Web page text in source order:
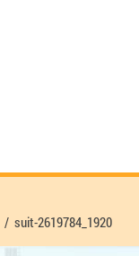
suit-2619784_1920